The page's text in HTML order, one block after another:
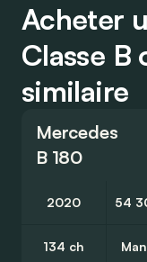
Acheter
Classe B
similaire
Mercedes
B 180
2020 54
134 ch